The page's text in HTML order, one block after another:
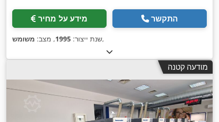
מידע על מחיר התקשר
שנת ייצור: 1995, מצב: משומש ,
מודעה קטנה